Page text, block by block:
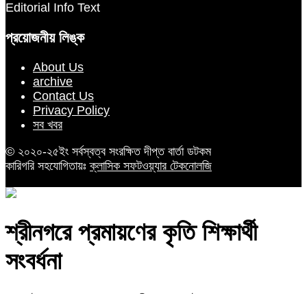
Editorial Info Text
প্রয়োজনীয় লিঙ্ক
About Us
archive
Contact Us
Privacy Policy
সব খবর
© ২০২০-২৫ইং সর্বস্বত্ব সংরক্ষিত দীপ্ত বার্তা ডটকম
কারিগরি সহযোগিতায়ঃক্লাসিক সফটওয়্যার টেকনোলজি
শ্রীনগরে প্রমায়ণের কৃতি শিক্ষার্থী
সংবর্ধনা